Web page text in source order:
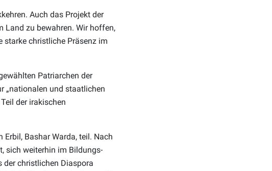
Auch das Projekt der
Land zu bewahren. Wir hoffen,
starke christliche Präsenz im
Patriarchen der
„nationalen und staatlichen
der irakischen
Bashar Warda, teil. Nach
sich weiterhin im Bildungs-
der christlichen Diaspora